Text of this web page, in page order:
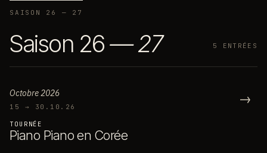
SAISON 26 — 27
Saison 26—27 5 ENTRÉES
Octobre 2026
15 → 30.10.26
TOURNÉE
Piano Piano en Corée
→